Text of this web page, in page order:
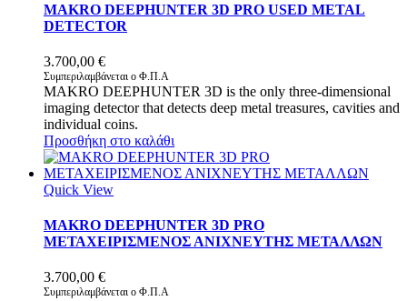
MAKRO DEEPHUNTER 3D PRO USED METAL
DETECTOR
3.700,00 €
Συμπεριλαμβάνεται ο Φ.Π.Α
MAKRO DEEPHUNTER 3D is the only three-dimensional
imaging detector that detects deep metal treasures, cavities and
individual coins.
Προσθήκη στο καλάθι
Quick View
MAKRO DEEPHUNTER 3D PRO
ΜΕΤΑΧΕΙΡΙΣΜΕΝΟΣ ΑΝΙΧΝΕΥΤΗΣ ΜΕΤΑΛΛΩΝ
3.700,00 €
Συμπεριλαμβάνεται ο Φ.Π.Α